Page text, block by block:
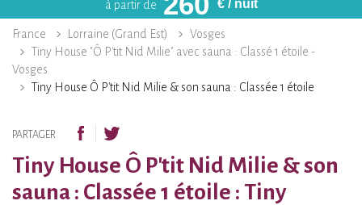
à partir de € / nuit
France Lorraine (Grand Est)
Vosges
Tiny House "Ô P'tit Nid Milie" avec sauna : Classé 1 étoile -
Vosges
Tiny House Ô P'tit Nid Milie & son sauna : Classée 1 étoile
PARTAGER
Tiny House Ô P'tit Nid Milie & son
sauna : Classée 1 étoile : Tiny